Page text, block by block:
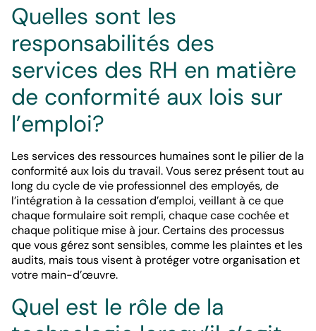
Quelles sont les
responsabilités des
services des RH en matière
de conformité aux lois sur
l’emploi?
Les services des ressources humaines sont le pilier de la
conformité aux lois du travail. Vous serez présent tout au
long du cycle de vie professionnel des employés, de
l’intégration à la cessation d’emploi, veillant à ce que
chaque formulaire soit rempli, chaque case cochée et
chaque politique mise à jour. Certains des processus
que vous gérez sont sensibles, comme les plaintes et les
audits, mais tous visent à protéger votre organisation et
votre main-d’œuvre.
Quel est le rôle de la